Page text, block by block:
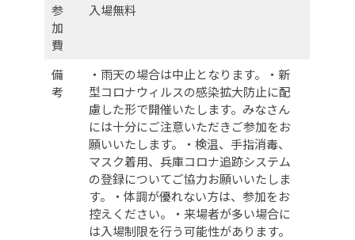
参
加
費
入場無料
備
考
・雨天の場合は中止となります。
・新
型コロナウィルスの感染拡大防止に配
慮した形で開催いたします。みなさん
には十分にご注意いただきご参加をお
願いいたします。
・検温、手指消毒、
マスク着用、兵庫コロナ追跡システム
の登録についてご協力お願いいたしま
す。
・体調が優れない方は、参加をお
控えください。
・来場者が多い場合に
は入場制限を行う可能性があります。